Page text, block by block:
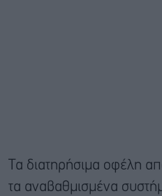
Τα διατηρήσιμα οφέλη
τα αναβαθμισμένα